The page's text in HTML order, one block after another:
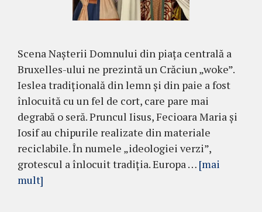
Scena Nașterii Domnului din piața centrală a
Bruxelles-ului ne prezintă un Crăciun „woke”.
Ieslea tradițională din lemn și din paie a fost
înlocuită cu un fel de cort, care pare mai
degrabă o seră. Pruncul Iisus, Fecioara Maria și
Iosif au chipurile realizate din materiale
reciclabile. În numele „ideologiei verzi”,
grotescul a înlocuit tradiția. Europa … [mai
mult]